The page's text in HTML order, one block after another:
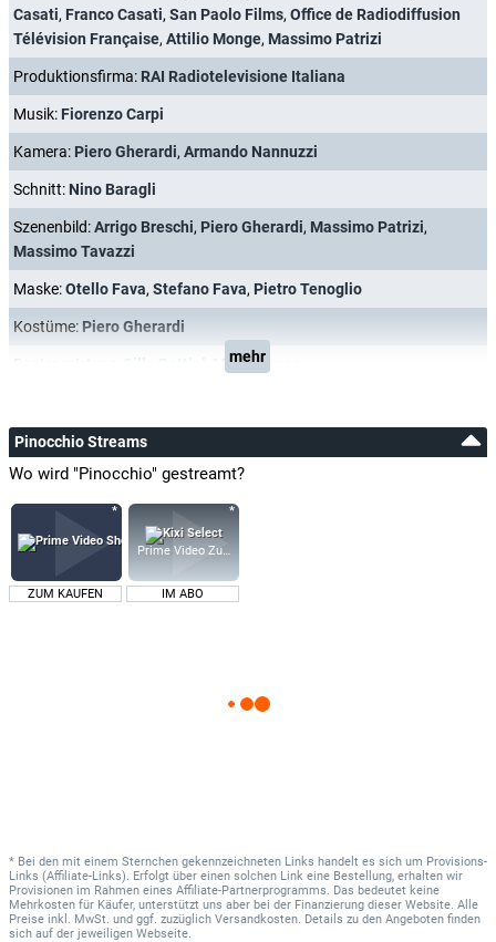
Casati, Franco Casati, San Paolo Films, Office de Radiodiffusion
Télévision Française, Attilio Monge, Massimo Patrizi
Produktionsfirma: RAI Radiotelevisione Italiana
Musik: Fiorenzo Carpi
Kamera: Piero Gherardi, Armando Nannuzzi
Schnitt: Nino Baragli
Szenenbild:Arrigo Breschi, Piero Gherardi, Massimo Patrizi,
Massimo Tavazzi
Maske:Otello Fava, Stefano Fava, Pietro Tenoglio
Kostüme: Piero Gherardi
Mario Ravas
mehr
Pinocchio Streams
Wo wird "Pinocchio" gestreamt?
ZUM KAUFEN
Prime Video Zusatz-Kanäle
IM ABO
* Bei den mit einem Sternchen gekennzeichneten Links handelt es sich um Provisions-
Links (Affiliate-Links). Erfolgt über einen solchen Link eine Bestellung, erhalten wir
Provisionen im Rahmen eines Affiliate-Partnerprogramms. Das bedeutet keine
Mehrkosten für Käufer, unterstützt uns aber bei der Finanzierung dieser Website. Alle
Preise inkl. MwSt. und ggf. zuzüglich Versandkosten. Details zu den Angeboten finden
sich auf der jeweiligen Webseite.